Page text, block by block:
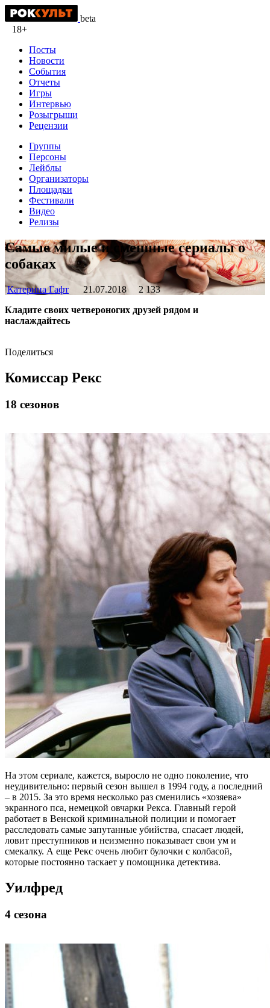
beta
18+
Посты
Новости
События
Отчеты
Игры
Интервью
Розыгрыши
Рецензии
Группы
Персоны
Лейблы
Организаторы
Площадки
Фестивали
Видео
Релизы
Самые милые и смешные сериалы о
собаках
Катерина Гафт 21.07.2018
2 133
Кладите своих четвероногих друзей рядом и
наслаждайтесь
Поделиться
Комиссар Рекс
18 сезонов
На этом сериале, кажется, выросло не одно поколение, что
неудивительно: первый сезон вышел в 1994 году, а последний
– в 2015. За это время несколько раз сменились «хозяева»
экранного пса, немецкой овчарки Рекса. Главный герой
работает в Венской криминальной полиции и помогает
расследовать самые запутанные убийства, спасает людей,
ловит преступников и неизменно показывает свои ум и
смекалку. А еще Рекс очень любит булочки с колбасой,
которые постоянно таскает у помощника детектива.
Уилфред
4 сезона